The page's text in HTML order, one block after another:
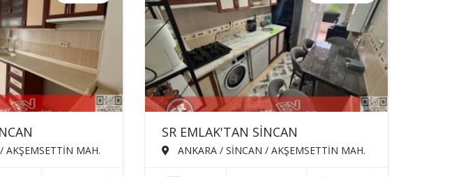
3+1 120m²
AKŞEMSETTİN MAH.
SR EMLAK'TAN SİNCAN
AKŞEMSETTİN MAH'DE 3+1 120m²
ANKARA / SİNCAN / AKŞEMSETTİN MAH.